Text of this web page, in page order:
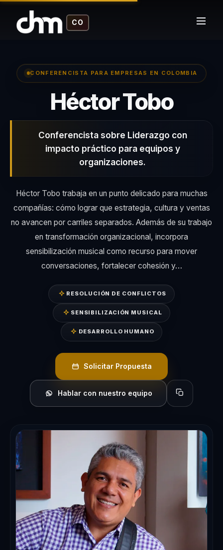
CO
CONFERENCISTA PARA EMPRESAS EN COLOMBIA
Héctor Tobo–
Conferencista sobre Liderazgo con
impacto práctico para equipos y
organizaciones.
Héctor Tobo trabaja en un punto delicado para muchas
compañías: cómo lograr que estrategia, cultura y ventas
no avancen por carriles separados. Además de su trabajo
en transformación organizacional, incorpora
sensibilización musical como recurso para mover
conversaciones, fortalecer cohesión y…
RESOLUCIÓN DE CONFLICTOS
SENSIBILIZACIÓN MUSICAL
DESARROLLO HUMANO
Solicitar Propuesta
Hablar con nuestro equipo Copiar perfil